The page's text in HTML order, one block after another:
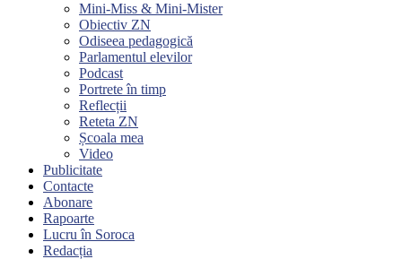
Mini-Miss & Mini-Mister
Obiectiv ZN
Odiseea pedagogică
Parlamentul elevilor
Podcast
Portrete în timp
Reflecții
Reteta ZN
Școala mea
Video
Publicitate
Contacte
Abonare
Rapoarte
Lucru în Soroca
Redacția